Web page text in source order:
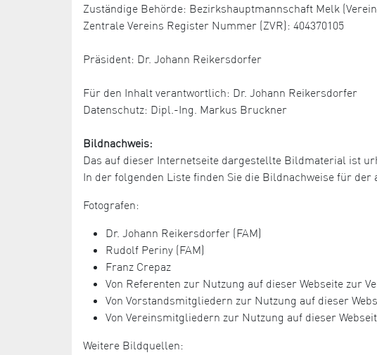
Zuständige Behörde: Bezirkshauptmannschaft Melk
Zentrale Vereins Register Nummer (ZVR): 404370105
Präsident: Dr. Johann Reikersdorfer
Für den Inhalt verantwortlich: Dr. Johann Reikersdorfer
Datenschutz: Dipl.-Ing. Markus Bruckner
Bildnachweis:
Das auf dieser Internetseite dargestellte Bildmaterial ist
In der folgenden Liste finden Sie die Bildnachweise für der
Fotografen:
Dr. Johann Reikersdorfer (FAM)
Rudolf Periny (FAM)
Franz Crepaz
Von Referenten zur Nutzung auf dieser Webseite zur
Von Vorstandsmitgliedern zur Nutzung auf dieser
Von Vereinsmitgliedern zur Nutzung auf dieser
Weitere Bildquellen: